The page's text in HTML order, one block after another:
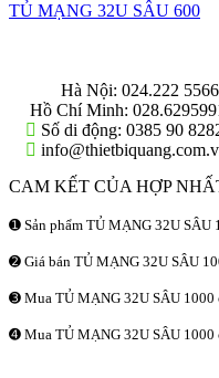
TỦ MẠNG 32U SÂU 600
Hà Nội: 024.222
Hồ Chí Minh:
Số di động: 0385 90
CAM KẾT CỦA HỢP
➊ Sản phẩm TỦ MẠNG 32U SÂU
➋ Giá bán TỦ MẠNG 32U SÂU
➌ Mua TỦ MẠNG 32U SÂU 1000
➍ Mua TỦ MẠNG 32U SÂU